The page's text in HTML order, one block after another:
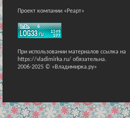
Проект компании «Реарт»
При использовании материалов ссылка на
https://vladimirka.ru/ обязательна.
2006-2025 © «Владимирка.ру»